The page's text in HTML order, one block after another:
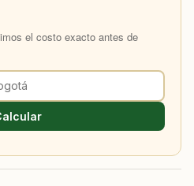
el costo exacto antes de